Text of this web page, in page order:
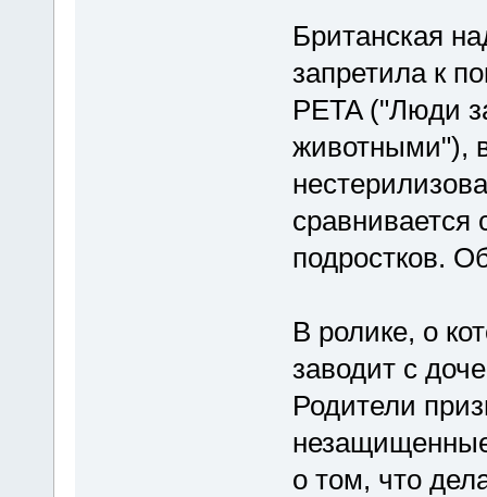
Британская
запретила к
PETA ("Люди
животными"),
подростков.
В ролике, о
заводит с
Родители
о том, что